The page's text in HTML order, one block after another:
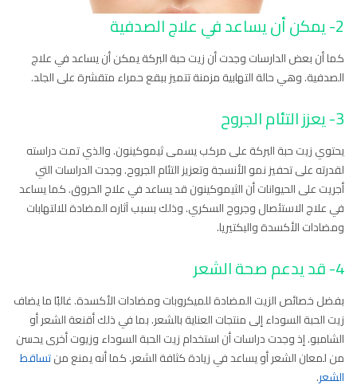
2- يمكن أن يساعد في علاج الصدفية
كما أن بعض الدارسات وجدت أن زيت حبة البركة يمكن أن يساعد في علاج
الصدفية. وهي حالة التهابية مزمنة تتميز ببقع حمراء متقشرة على الجلد.
3- يعزز التئام الجروح
يحتوي زيت حبة البركة على مركب يسمى ثيموكينون. والذي تمت دراسته
لقدرته على تحفيز نمو الأنسجة وتعزيز التئام الجروح. وجدت الدراسات التي
أجريت على الحيوانات أن الثيموكينون قد يساعد في علاج الحروق. كما يساعد
في علاج الاستئصال وجروح السكري. وذلك بسبب آثاره المضادة للالتهابات
ومضادات الأكسدة والبكتيريا.
4- قد يدعم صحة الشعر
بفضل خصائص الزيت المضادة للميكروبات ومضادات الأكسدة. غالبًا ما يضاف
زيت الحبة السوداء إلى منتجات العناية بالشعر. بما في ذلك أقنعة الشعر أو
الشامبو. إذ وجدت دراسات أن استخدام زيت الحبة السوداء وزيوت أخرى يحسن
من لمعان الشعر أو يساعد في زيادة كثافة الشعر. كما أنه يمنع منتساقط
الشعر.